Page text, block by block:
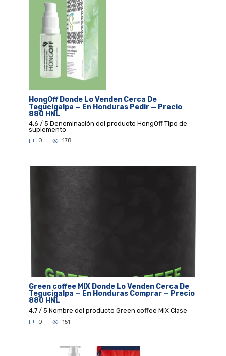
HongOff Donde Lo Venden Cerca De
Tegucigalpa — En Honduras Pedir — Precio
880 HNL
4.6 / 5 Denominación del producto HongOff Tipo de
suplemento
0 178
Green coffee MIX Donde Lo Venden Cerca De
Tegucigalpa — En Honduras Comprar — Precio
880 HNL
4.7 / 5 Nombre del producto Green coffee MIX Clase
0 151